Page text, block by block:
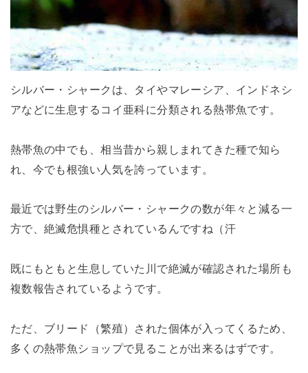
シルバー・シャークは、タイやマレーシア、インドネシ
アなどに生息するコイ亜科に分類される熱帯魚です。
熱帯魚の中でも、相当昔から親しまれてきた種で知ら
れ、今でも根強い人気を誇っています。
最近では野生のシルバー・シャークの数が年々と減る一
方で、絶滅危惧種とされているんですね（汗
既にもともと生息していた川で絶滅が確認された場所も
複数報告されているようです。
ただ、ブリード（繁殖）された個体が入ってくるため、
多くの熱帯魚ショップで見ることが出来るはずです。